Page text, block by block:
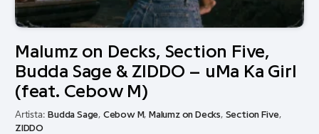
Malumz on Decks, Section Five,
Budda Sage & ZIDDO – uMa Ka Girl
(feat. Cebow M)
Artista: Budda Sage, Cebow M, Malumz on Decks, Section Five,
ZIDDO